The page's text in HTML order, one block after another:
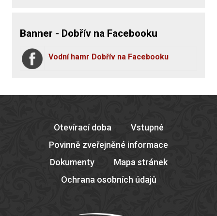
Banner - Dobřív na Facebooku
Vodní hamr Dobřív na Facebooku
Otevírací doba
Vstupné
Povinně zveřejněné informace
Dokumenty
Mapa stránek
Ochrana osobních údajů